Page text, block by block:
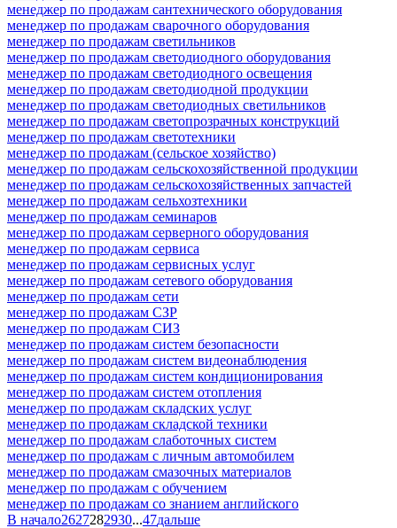
менеджер по продажам сантехнического оборудования
менеджер по продажам сварочного оборудования
менеджер по продажам светильников
менеджер по продажам светодиодного оборудования
менеджер по продажам светодиодного освещения
менеджер по продажам светодиодной продукции
менеджер по продажам светодиодных светильников
менеджер по продажам светопрозрачных конструкций
менеджер по продажам светотехники
менеджер по продажам (сельское хозяйство)
менеджер по продажам сельскохозяйственной продукции
менеджер по продажам сельскохозяйственных запчастей
менеджер по продажам сельхозтехники
менеджер по продажам семинаров
менеджер по продажам серверного оборудования
менеджер по продажам сервиса
менеджер по продажам сервисных услуг
менеджер по продажам сетевого оборудования
менеджер по продажам сети
менеджер по продажам СЗР
менеджер по продажам СИЗ
менеджер по продажам систем безопасности
менеджер по продажам систем видеонаблюдения
менеджер по продажам систем кондиционирования
менеджер по продажам систем отопления
менеджер по продажам складских услуг
менеджер по продажам складской техники
менеджер по продажам слаботочных систем
менеджер по продажам с личным автомобилем
менеджер по продажам смазочных материалов
менеджер по продажам с обучением
менеджер по продажам со знанием английского
В начало2627282930...47дальше